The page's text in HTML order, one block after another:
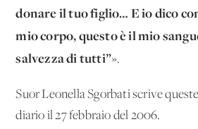
donare il tuo figlio… E io dico
mio corpo, questo è il mio
salvezza di tutti”».
Suor Leonella Sgorbati scrive
diario il 27 febbraio del 2006.